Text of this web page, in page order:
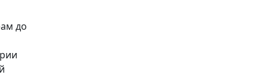
до